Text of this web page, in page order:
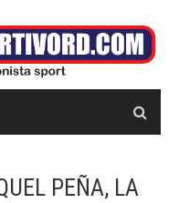
PEÑA, LA